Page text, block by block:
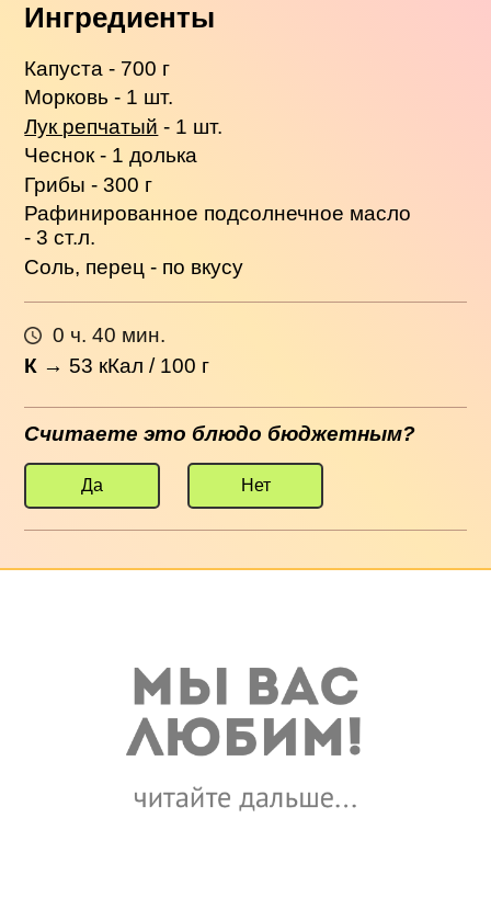
Ингредиенты
Капуста - 700 г
Морковь - 1 шт.
Лук репчатый - 1 шт.
Чеснок - 1 долька
Грибы - 300 г
Рафинированное подсолнечное масло
- 3 ст.л.
Соль, перец - по вкусу
0 ч. 40 мин.
К → 53 кКал / 100 г
Считаете это блюдо бюджетным?
Да Нет